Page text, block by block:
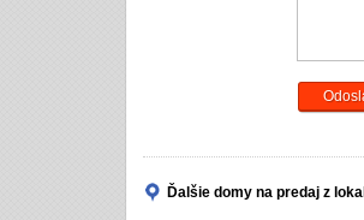
Ďalšie domy na predaj z